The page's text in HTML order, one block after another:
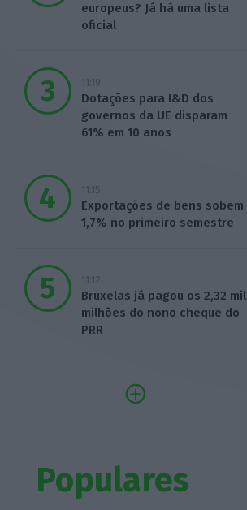
europeus? Já há uma lista
oficial
11:19
Dotações para I&D dos
governos da UE disparam
61% em 10 anos
11:15
Exportações de bens sobem
1,7% no primeiro semestre
11:12
Bruxelas já pagou os 2,32 mil
milhões do nono cheque do
PRR
Populares